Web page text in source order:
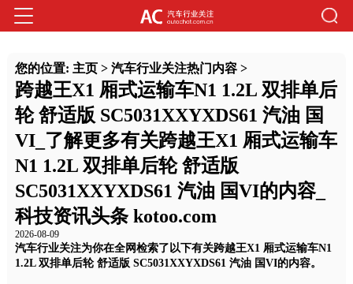
您的位置: 主页> 汽车行业关注热门内容>
跨越王X1 厢式运输车N1 1.2L 双排单后
轮 舒适版 SC5031XXYXDS61 汽油 国
VI_了解更多有关跨越王X1 厢式运输车
N1 1.2L 双排单后轮 舒适版
SC5031XXYXDS61 汽油 国VI的内容_
科技资讯头条 kotoo.com
2026-08-09
汽车行业关注为你在全网检索了以下有关跨越王X1 厢式运输车N1
1.2L 双排单后轮 舒适版 SC5031XXYXDS61 汽油 国VI的内容。